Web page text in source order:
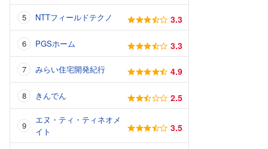
NTTフィールドテクノ 3.3
PGSホーム 3.3
みらい住宅開発紀行 4.9
きんでん 2.5
エヌ・ティ・ティネオメ
イト
3.5